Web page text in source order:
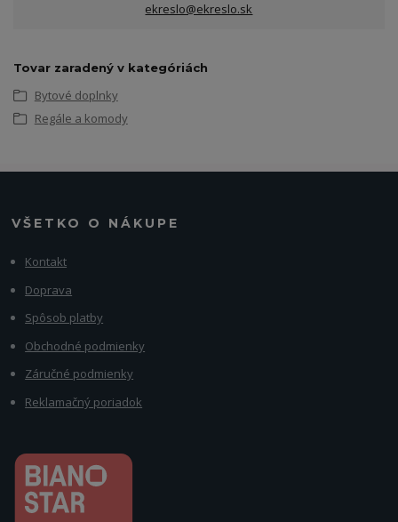
ekreslo@ekreslo.sk
Tovar zaradený v kategóriách
Bytové doplnky
Regále a komody
VŠETKO O NÁKUPE
Kontakt
Doprava
Spôsob platby
Obchodné podmienky
Záručné podmienky
Reklamačný poriadok